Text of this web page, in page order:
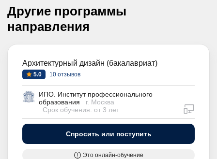
Другие программы
направления
Архитектурный дизайн (бакалавриат)
5.0 10 отзывов
ИПО. Институт профессионального
образования
г. Москва
Срок обучения: от 3 лет
Спросить или поступить
Это онлайн-обучение